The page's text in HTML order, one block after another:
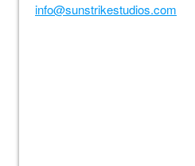
info@sunstrikestudios.com